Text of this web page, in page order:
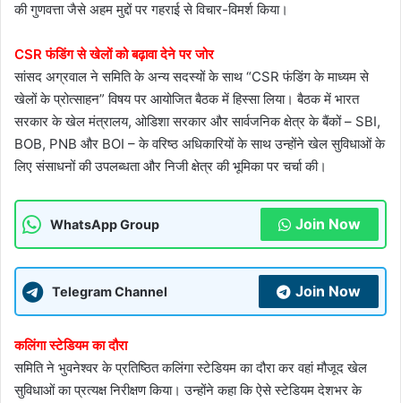
की गुणवत्ता जैसे अहम मुद्दों पर गहराई से विचार-विमर्श किया।
CSR फंडिंग से खेलों को बढ़ावा देने पर जोर
सांसद अग्रवाल ने समिति के अन्य सदस्यों के साथ “CSR फंडिंग के माध्यम से
खेलों के प्रोत्साहन” विषय पर आयोजित बैठक में हिस्सा लिया। बैठक में भारत
सरकार के खेल मंत्रालय, ओडिशा सरकार और सार्वजनिक क्षेत्र के बैंकों – SBI,
BOB, PNB और BOI – के वरिष्ठ अधिकारियों के साथ उन्होंने खेल सुविधाओं के
लिए संसाधनों की उपलब्धता और निजी क्षेत्र की भूमिका पर चर्चा की।
WhatsApp Group Join Now
Telegram Channel Join Now
कलिंगा स्टेडियम का दौरा
समिति ने भुवनेश्वर के प्रतिष्ठित कलिंगा स्टेडियम का दौरा कर वहां मौजूद खेल
सुविधाओं का प्रत्यक्ष निरीक्षण किया। उन्होंने कहा कि ऐसे स्टेडियम देशभर के